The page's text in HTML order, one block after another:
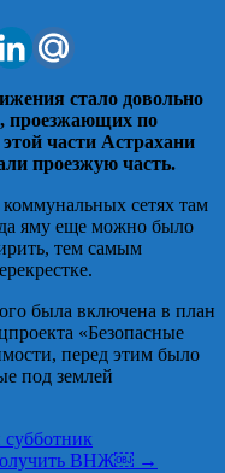
стало довольно
проезжающих по
части Астрахани
проезжую часть.
сетях там
яму еще можно было
тем самым
была включена в план
«Безопасные
перед этим было
под землей
ВНЖ￼ →